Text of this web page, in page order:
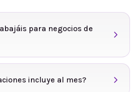
para negocios de
incluye al mes?